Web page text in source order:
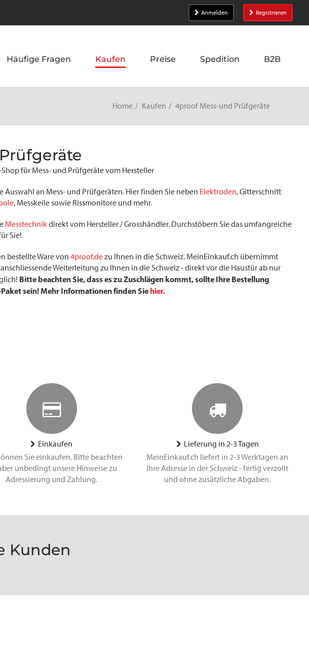
Anmelden Registrieren
Häufige Fragen Kaufen Preise Spedition B2B
Home Kaufen 4proof Mess-und Prüfgeräte
für Mess- und Prüfgeräte vom Hersteller
Auswahl an Mess- und Prüfgeräten. Hier finden Sie neben Elektroden, Gitterschnitt
, Messkeile sowie Rissmonitore und mehr.
Messtechnikdirekt vom Hersteller / Grosshändler. Durchstöbern Sie das umfangreiche
Sie!
bestellte Ware von 4proof.dezu Ihnen in die Schweiz. MeinEinkauf.ch übernimmt
Weiterleitung zu Ihnen in die Schweiz - direkt vor die Haustür ab nur
Bitte beachten Sie, dass es zu Zuschlägen kommt, sollte Ihre Bestellung
sein! Mehr Informationen finden Sie hier.
Einkaufen
Sie einkaufen. Bitte beachten
unbedingt unsere Hinweise zu
Adressierung und Zahlung.
Lieferung in 2-3 Tagen
MeinEinkauf.ch liefert in 2-3 Werktagen an
Ihre Adresse in der Schweiz - fertig verzollt
und ohne zusätzliche Abgaben.
Kunden